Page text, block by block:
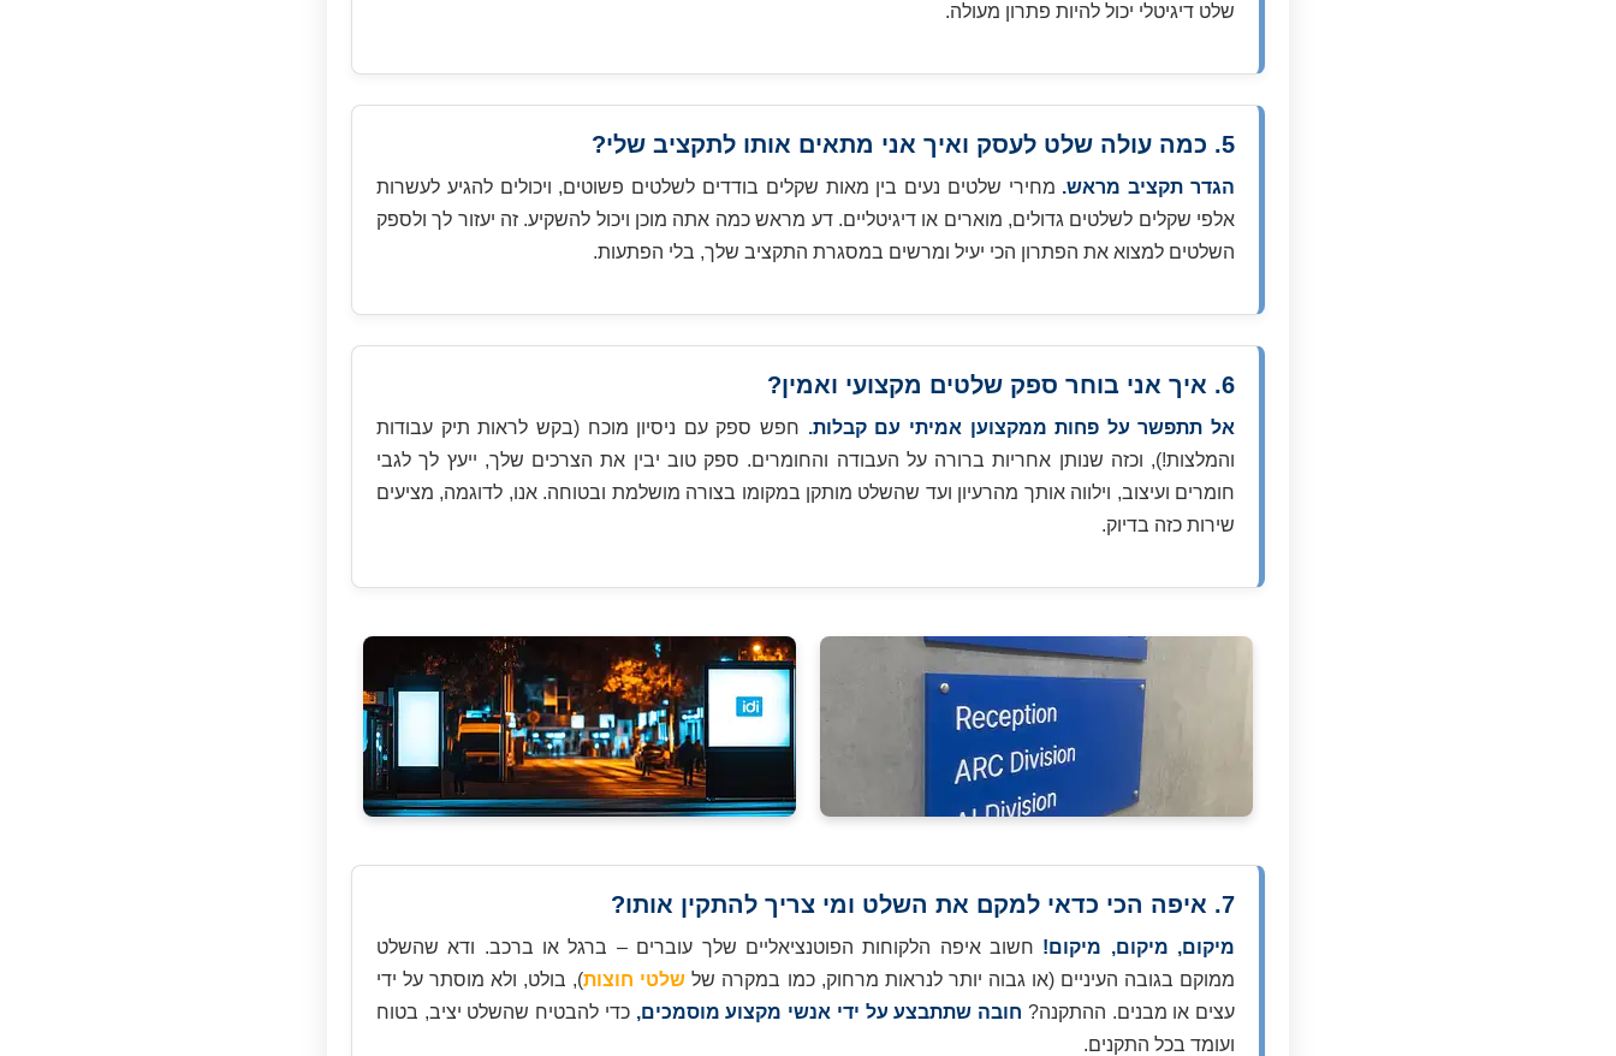
שלט דיגיטלי יכול להיות פתרון מעולה.
5. כמה עולה שלט לעסק ואיך אני מתאים אותו לתקציב שלי?
הגדר תקציב מראש. מחירי שלטים נעים בין מאות שקלים בודדים לשלטים פשוטים, ויכולים להגיע לעשרות
אלפי שקלים לשלטים גדולים, מוארים או דיגיטליים. דע מראש כמה אתה מוכן ויכול להשקיע. זה יעזור לך ולספק
השלטים למצוא את הפתרון הכי יעיל ומרשים במסגרת התקציב שלך, בלי הפתעות.
6. איך אני בוחר ספק שלטים מקצועי ואמין?
אל תתפשר על פחות ממקצוען אמיתי עם קבלות. חפש ספק עם ניסיון מוכח (בקש לראות תיק עבודות
והמלצות!), וכזה שנותן אחריות ברורה על העבודה והחומרים. ספק טוב יבין את הצרכים שלך, ייעץ לך לגבי
חומרים ועיצוב, וילווה אותך מהרעיון ועד שהשלט מותקן במקומו בצורה מושלמת ובטוחה. אנו, לדוגמה, מציעים
שירות כזה בדיוק.
7. איפה הכי כדאי למקם את השלט ומי צריך להתקין אותו?
מיקום, מיקום, מיקום! חשוב איפה הלקוחות הפוטנציאליים שלך עוברים – ברגל או ברכב. ודא שהשלט
ממוקם בגובה העיניים (או גבוה יותר לנראות מרחוק, כמו במקרה של שלטי חוצות), בולט, ולא מוסתר על ידי
עצים או מבנים. ההתקנה? חובה שתתבצע על ידי אנשי מקצוע מוסמכים, כדי להבטיח שהשלט יציב, בטוח
ועומד בכל התקנים.